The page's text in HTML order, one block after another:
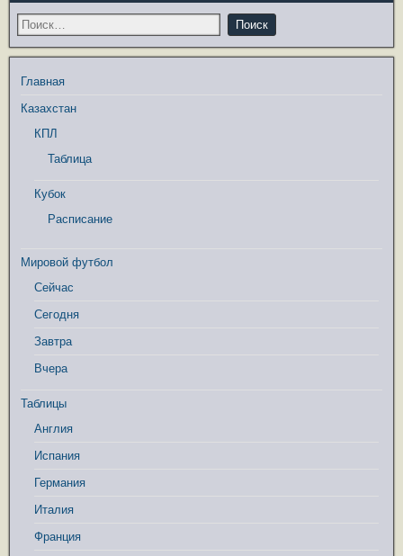
Главная
Казахстан
КПЛ
Таблица
Кубок
Расписание
Мировой футбол
Сейчас
Сегодня
Завтра
Вчера
Таблицы
Англия
Испания
Германия
Италия
Франция